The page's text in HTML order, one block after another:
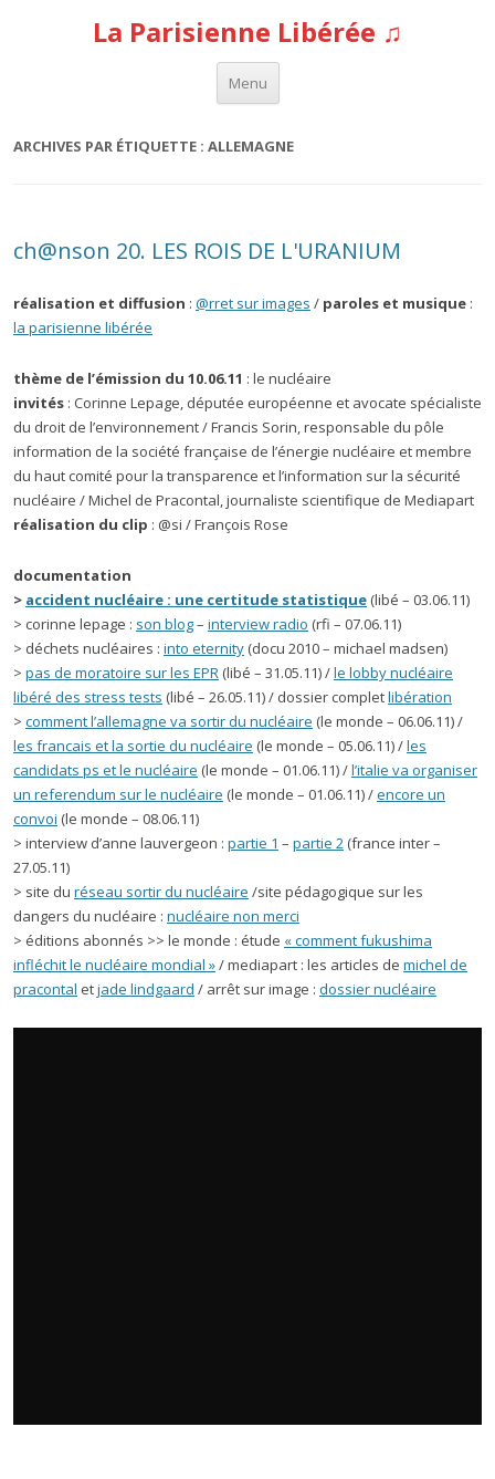
La Parisienne Libérée ♫
Menu
Aller au contenu
ARCHIVES PAR ÉTIQUETTE : ALLEMAGNE
ch@nson 20. LES ROIS DE L'URANIUM
réalisation et diffusion : @rret sur images / paroles et musique :
la parisienne libérée
thème de l’émission du 10.06.11 : le nucléaire
invités : Corinne Lepage, députée européenne et avocate spécialiste
du droit de l’environnement / Francis Sorin, responsable du pôle
information de la société française de l’énergie nucléaire et membre
du haut comité pour la transparence et l’information sur la sécurité
nucléaire / Michel de Pracontal, journaliste scientifique de Mediapart
réalisation du clip : @si / François Rose
documentation
> accident nucléaire : une certitude statistique (libé – 03.06.11)
> corinne lepage : son blog– interview radio (rfi – 07.06.11)
> déchets nucléaires : into eternity (docu 2010 – michael madsen)
> pas de moratoire sur les EPR (libé – 31.05.11) /le lobby nucléaire
libéré des stress tests (libé – 26.05.11) / dossier completlibération
> comment l’allemagne va sortir du nucléaire (le monde – 06.06.11) /
les francais et la sortie du nucléaire (le monde – 05.06.11) /les
candidats ps et le nucléaire (le monde – 01.06.11) /l’italie va organiser
un referendum sur le nucléaire (le monde – 01.06.11) /encore un
convoi (le monde – 08.06.11)
> interview d’anne lauvergeon : partie 1 – partie 2 (france inter –
27.05.11)
> site du réseau sortir du nucléaire /site pédagogique sur les
dangers du nucléaire : nucléaire non merci
> éditions abonnés >> le monde : étude « comment fukushima
infléchit le nucléaire mondial »/ mediapart : les articles de michel de
pracontal etjade lindgaard / arrêt sur image : dossier nucléaire